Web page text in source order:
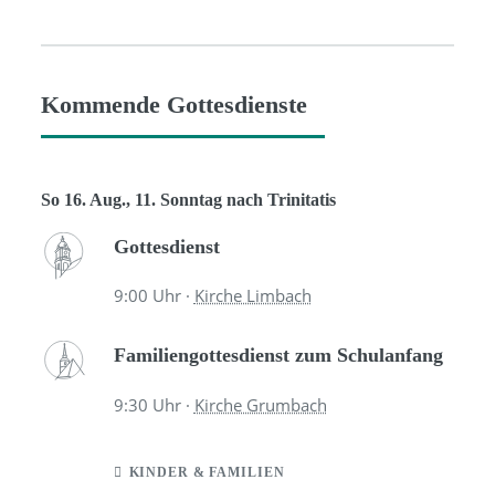
Kommende Gottesdienste
So 16. Aug., 11. Sonntag nach Trinitatis
Gottesdienst
9:00 Uhr · Kirche Limbach
Familiengottesdienst zum Schulanfang
9:30 Uhr · Kirche Grumbach
KINDER & FAMILIEN